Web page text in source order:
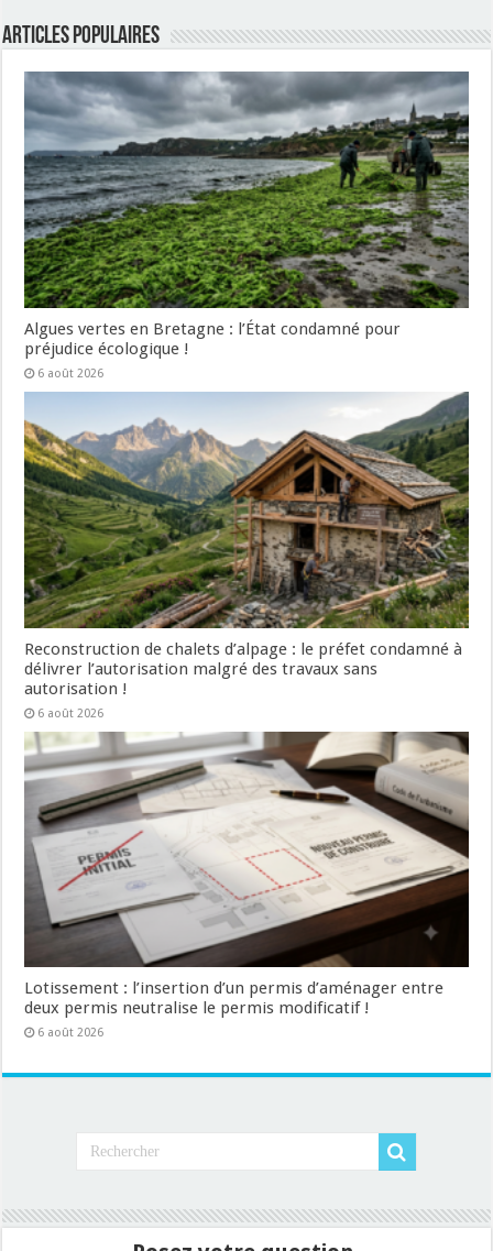
Articles populaires
Algues vertes en Bretagne : l’État condamné pour
préjudice écologique !
6 août 2026
Reconstruction de chalets d’alpage : le préfet condamné à
délivrer l’autorisation malgré des travaux sans
autorisation !
6 août 2026
Lotissement : l’insertion d’un permis d’aménager entre
deux permis neutralise le permis modificatif !
6 août 2026